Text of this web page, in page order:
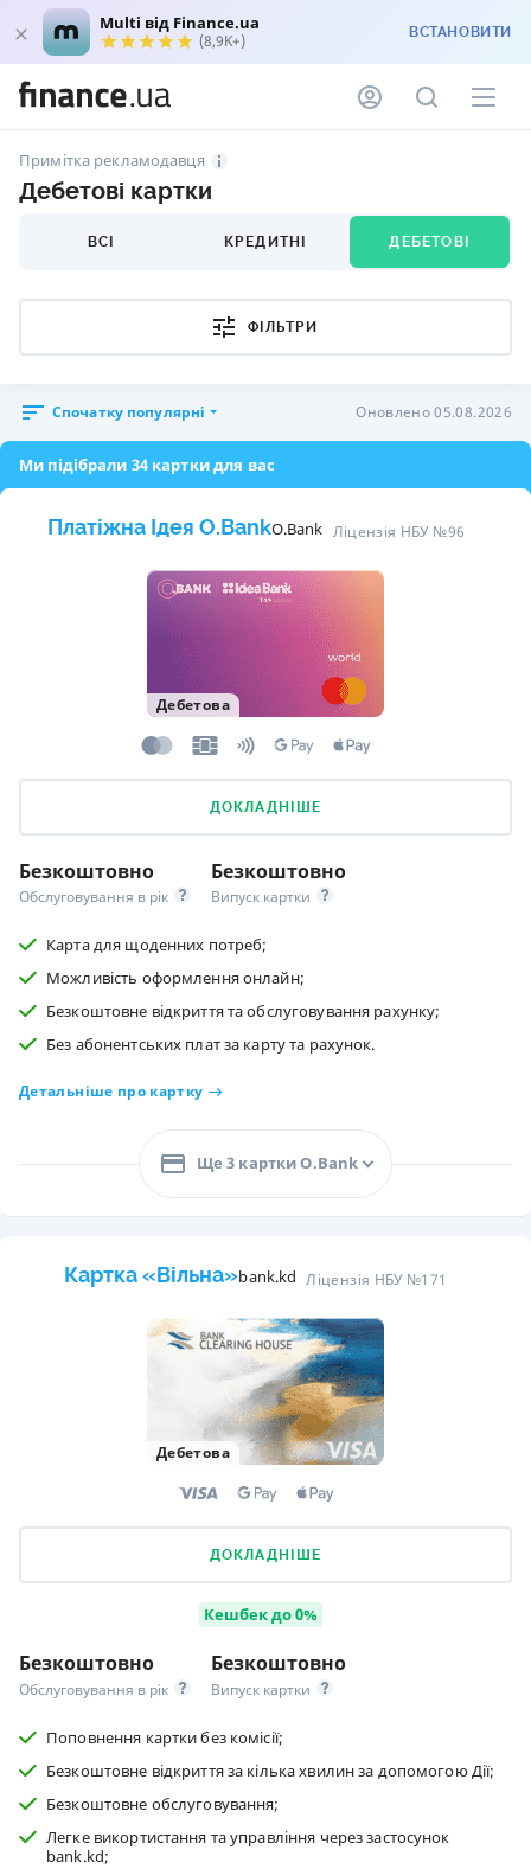
Multi від Finance.ua
(8,9K+) ВСТАНОВИТИ
Примітка рекламодавця
Дебетові картки
ВСІ КРЕДИТНІ ДЕБЕТОВІ
ФІЛЬТРИ
Спочатку популярні Оновлено 05.08.2026
Ми підібрали 34 картки для вас
Платіжна Ідея O.BankO.Bank Ліцензія НБУ №96
Дебетова
ДОКЛАДНІШЕ
Безкоштовно
Обслуговування в рік
Безкоштовно
Випуск картки
Карта для щоденних потреб;
Можливість оформлення онлайн;
Безкоштовне відкриття та обслуговування рахунку;
Без абонентських плат за карту та рахунок.
Детальніше про картку
Ще 3 картки O.Bank
Картка «Вільна»bank.kd Ліцензія НБУ №171
Дебетова
ДОКЛАДНІШЕ
Кешбек до 0%
Безкоштовно
Обслуговування в рік
Безкоштовно
Випуск картки
Поповнення картки без комісії;
Безкоштовне відкриття за кілька хвилин за допомогою Дії;
Безкоштовне обслуговування;
Легке викортистання та управління через застосунок
bank.kd;